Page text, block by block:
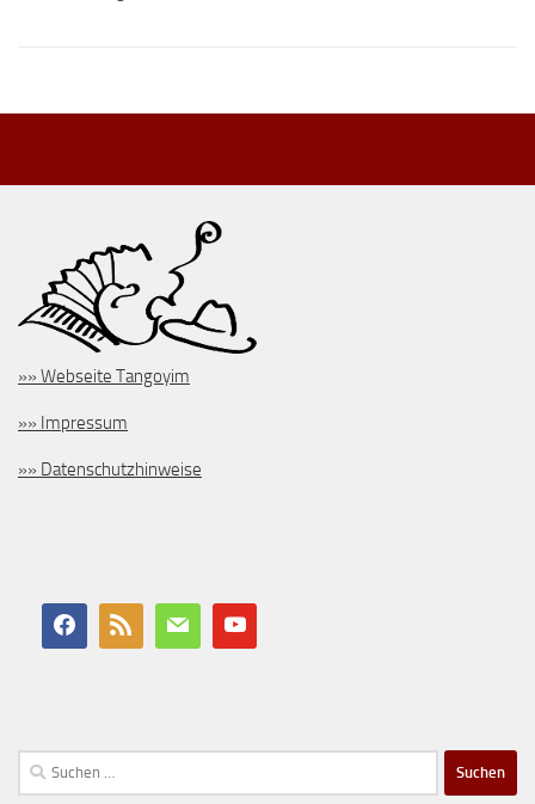
»» Webseite Tangoyim
»» Impressum
»» Datenschutzhinweise
Suchen
nach: